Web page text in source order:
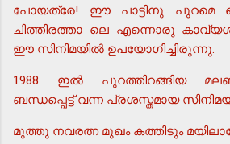
പോയത്രേ! ഈ പാട്ടിനു പുറമെ
ചിത്തിരത്താ ലെ എന്നൊരു
ഈ സിനിമയില്‍ ഉപയോഗിച്ചിരുന്നു.
1988 ഇല്‍ പുറത്തിറങ്ങിയ
ബന്ധപ്പെട്ട് വന്ന പ്രശസ്തമായ
മുത്തു നവരത്ന മുഖം കത്തിടും